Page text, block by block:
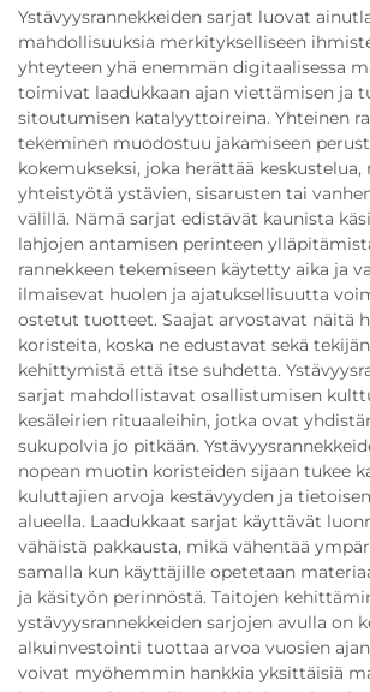
Ystävyysrannekkeiden sarjat luovat
mahdollisuuksia merkitykselliseen
yhteyteen yhä enemmän digitaalisessa
toimivat laadukkaan ajan viettämisen ja
sitoutumisen katalyyttoireina. Yhteinen
tekeminen muodostuu jakamiseen
kokemukseksi, joka herättää keskustelua,
yhteistyötä ystävien, sisarusten tai
välillä. Nämä sarjat edistävät kaunista
lahjojen antamisen perinteen
rannekkeen tekemiseen käytetty aika ja
ilmaisevat huolen ja ajatuksellisuutta
ostetut tuotteet. Saajat arvostavat näitä
koristeita, koska ne edustavat sekä
kehittymistä että itse suhdetta.
sarjat mahdollistavat osallistumisen
kesäleirien rituaaleihin, jotka ovat
sukupolvia jo pitkään.
nopean muotin koristeiden sijaan tukee
kuluttajien arvoja kestävyyden ja
alueella. Laadukkaat sarjat käyttävät
vähäistä pakkausta, mikä vähentää
samalla kun käyttäjille opetetaan
ja käsityön perinnöstä. Taitojen
ystävyysrannekkeiden sarjojen avulla on
alkuinvestointi tuottaa arvoa vuosien
voivat myöhemmin hankkia yksittäisiä